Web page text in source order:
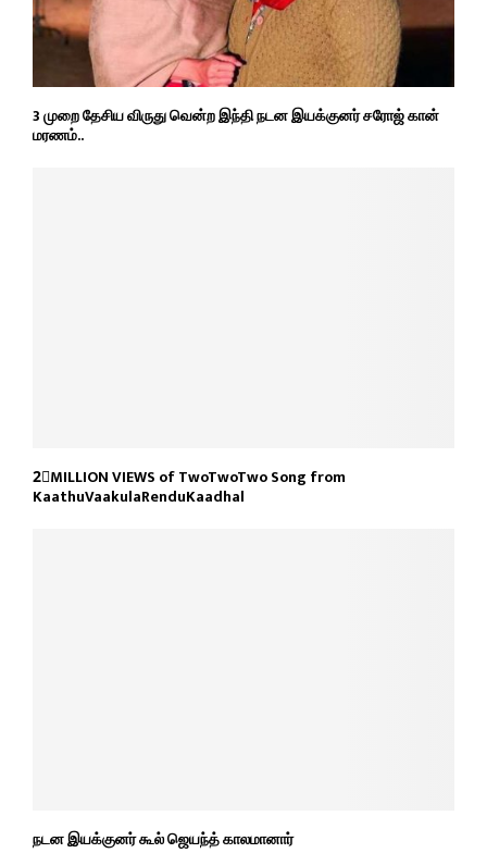
3 முறை தேசிய விருது வென்ற இந்தி நடன இயக்குனர் சரோஜ் கான்
மரணம்..
2⃣MILLION VIEWS of TwoTwoTwo Song from
KaathuVaakulaRenduKaadhal
நடன இயக்குனர் கூல் ஜெயந்த் காலமானார்